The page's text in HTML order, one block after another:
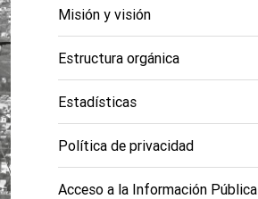
Misión y visión
Estructura orgánica
Estadísticas
Política de privacidad
Acceso a la Información Pública